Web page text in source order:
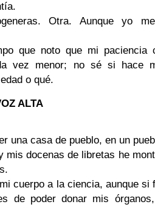
Otra. Aunque yo
que noto que mi paciencia
vez menor; no sé si hace
o qué.
ALTA
una casa de pueblo, en un
mis docenas de libretas he
cuerpo a la ciencia, aunque si
de poder donar mis